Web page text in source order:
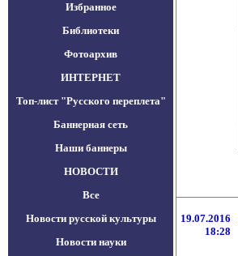
Избранное
Библиотеки
Фотоархив
ИНТЕРНЕТ
Топ-лист "Русского переплета"
Баннерная сеть
Наши баннеры
НОВОСТИ
Все
Новости русской культуры
Новости науки
19.07.2016
18:28